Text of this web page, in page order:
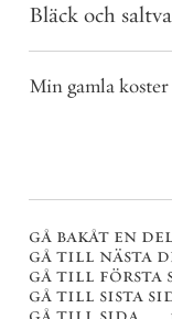
Bläck och
Min gamla koster
gå bakåt en del
gå till nästa
gå till första
gå till sista